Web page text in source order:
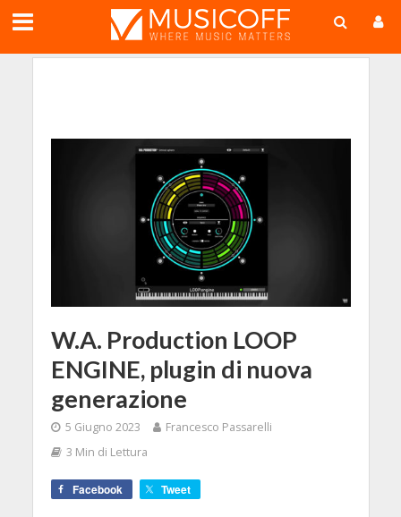
W.A. Production LOOP
ENGINE, plugin di nuova
generazione
5 Giugno 2023
Francesco Passarelli
3 Min di Lettura
Facebook Tweet